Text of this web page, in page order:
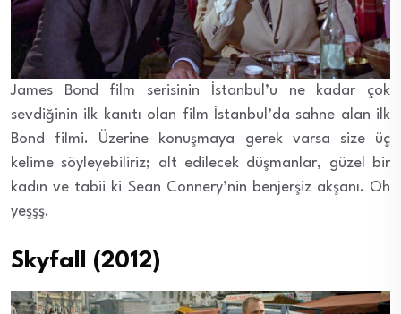
James Bond film serisinin İstanbul’u ne kadar çok
sevdiğinin ilk kanıtı olan film İstanbul’da sahne alan ilk
Bond filmi. Üzerine konuşmaya gerek varsa size üç
kelime söyleyebiliriz; alt edilecek düşmanlar, güzel bir
kadın ve tabii ki Sean Connery’nin benjerşiz akşanı. Oh
yeşşş.
Skyfall (2012)